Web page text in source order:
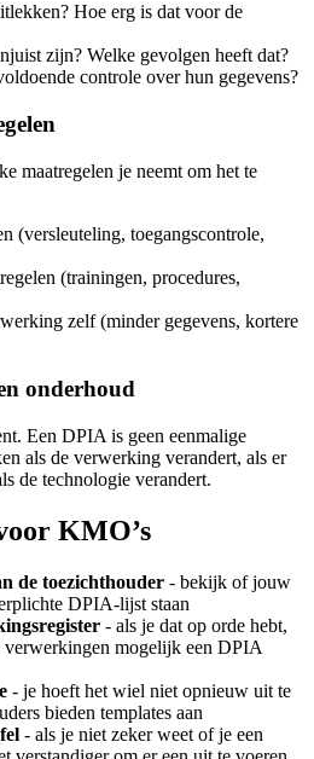
Hoe erg is dat voor de
zijn? Welke gevolgen heeft dat?
controle over hun gegevens?
maatregelen je neemt om het te
(versleuteling, toegangscontrole,
(trainingen, procedures,
zelf (minder gegevens, kortere
onderhoud
Een DPIA is geen eenmalige
als de verwerking verandert, als er
de technologie verandert.
KMO’s
de toezichthouder - bekijk of jouw
DPIA-lijst staan
- als je dat op orde hebt,
mogelijk een DPIA
- je hoeft het wiel niet opnieuw uit te
bieden templates aan
- als je niet zeker weet of je een